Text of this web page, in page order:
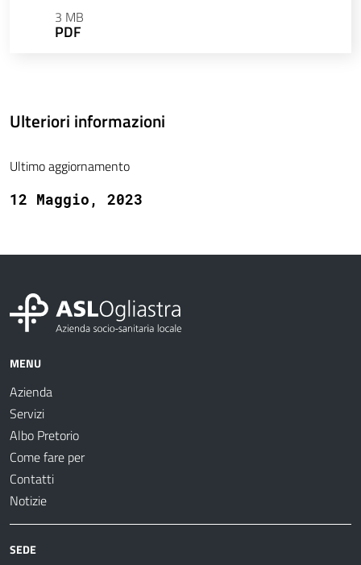
3 MB
PDF
Ulteriori informazioni
Ultimo aggiornamento
12 Maggio, 2023
MENU
Azienda
Servizi
Albo Pretorio
Come fare per
Contatti
Notizie
SEDE